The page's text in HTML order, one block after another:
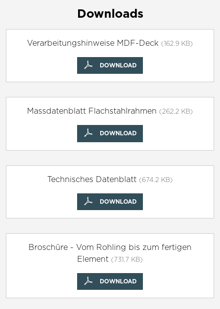
Downloads
Verarbeitungshinweise MDF-Deck (162.9 KB)
DOWNLOAD
Massdatenblatt Flachstahlrahmen (262.2 KB)
DOWNLOAD
Technisches Datenblatt (674.2 KB)
DOWNLOAD
Broschüre - Vom Rohling bis zum fertigen
Element (731.7 KB)
DOWNLOAD